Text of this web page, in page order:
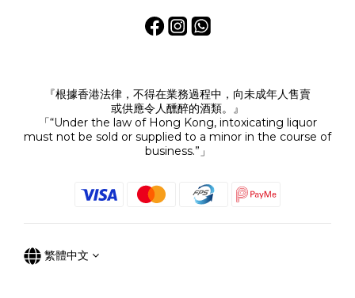
『根據香港法律，不得在業務過程中，向未成年人售賣
或供應令人醺醉的酒類。』
「“Under the law of Hong Kong, intoxicating liquor
must not be sold or supplied to a minor in the course of
business.”」
繁體中文